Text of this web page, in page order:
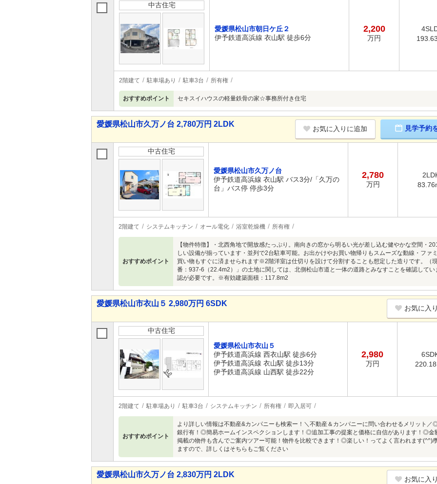
中古住宅
愛媛県松山市朝日ケ丘２
伊予鉄道高浜線 衣山駅 徒歩6分
2,200
万円
2階建て 駐車場あり 駐車3台 所有権
おすすめポイント セキスイハウスの軽量鉄骨の家☆事務所付き住宅
愛媛県松山市久万ノ台 2,780万円 2LDK
お気に入りに追加 見学予約
中古住宅
愛媛県松山市久万ノ台
伊予鉄道高浜線 衣山駅 バス3分/「久万の
台」バス停 停歩3分
2,780
万円
2階建て システムキッチン オール電化 浴室乾燥機 所有権
おすすめポイント
【物件特徴】・北西角地で開放感たっぷり。南向きの窓から明るい光が差し込む健やかな空間・
しい設備が揃っています・並列で2台駐車可能。お出かけやお買い物帰りもスムーズな動線・ファ
買い物もすぐに済ませられます※2階洋室は仕切りを設けて分割することも想定した造りです。（
番：937-6（22.4m2）」の土地に関しては、北側松山市道と一体の道路とみなすことを確認して
認が必要です。※有効建築面積：117.8m2
愛媛県松山市衣山５ 2,980万円 6SDK
お気に入
中古住宅
愛媛県松山市衣山５
伊予鉄道高浜線 西衣山駅 徒歩6分
伊予鉄道高浜線 衣山駅 徒歩13分
伊予鉄道高浜線 山西駅 徒歩22分
2,980
万円
2階建て 駐車場あり 駐車3台 システムキッチン 所有権 即入居可
おすすめポイント
より詳しい情報は不動産&カンパニーも検索ー！＼不動産＆カンパニーに問い合わせるメリット
銀行有！◎簡易ホームインスペクションします！◎追加工事の提案と価格に自信があります！◎
掲載の物件も含んでご案内ツアー可能！物件を比較できます！◎楽しい！ってよく言われます
ますので、詳しくはそちらもご覧ください
愛媛県松山市久万ノ台 2,830万円 2LDK
お気に入